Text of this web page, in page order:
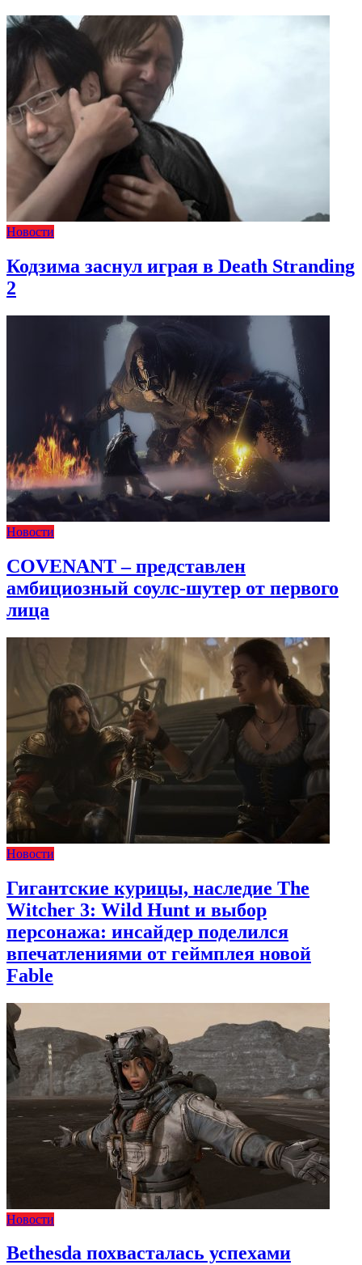
Новости
Кодзима заснул играя в Death Stranding
2
Новости
COVENANT – представлен
амбициозный соулс-шутер от первого
лица
Новости
Гигантские курицы, наследие The
Witcher 3: Wild Hunt и выбор
персонажа: инсайдер поделился
впечатлениями от геймплея новой
Fable
Новости
Bethesda похвасталась успехами